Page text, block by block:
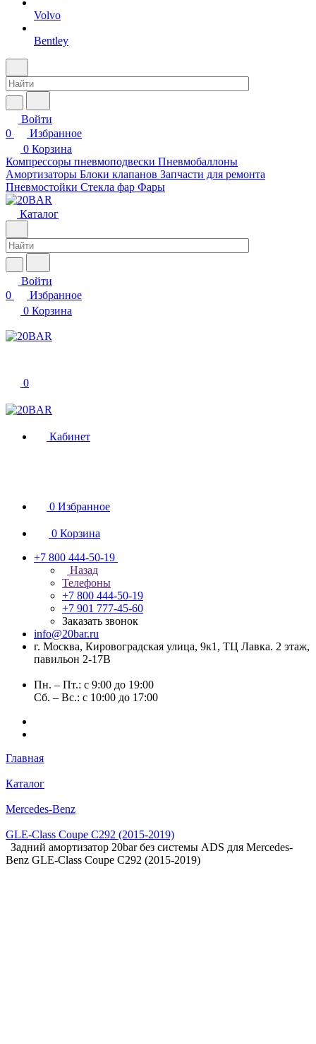
Volvo
Bentley
Войти
0
Избранное
0 Корзина
Компрессоры пневмоподвески Пневмобаллоны
Амортизаторы Блоки клапанов Запчасти для ремонта
Пневмостойки Стекла фар Фары
Каталог
Войти
0
Избранное
0 Корзина
0
Кабинет
0 Избранное
0 Корзина
+7 800 444-50-19
Назад
Телефоны
+7 800 444-50-19
+7 901 777-45-60
Заказать звонок
info@20bar.ru
г. Москва, Кировоградская улица, 9к1, ТЦ Лавка. 2 этаж,
павильон 2-17В
Пн. – Пт.: с 9:00 до 19:00
Сб. – Вс.: с 10:00 до 17:00
Главная
Каталог
Mercedes-Benz
GLE-Class Coupe C292 (2015-2019)
Задний амортизатор 20bar без системы ADS для Mercedes-
Benz GLE-Class Coupe C292 (2015-2019)